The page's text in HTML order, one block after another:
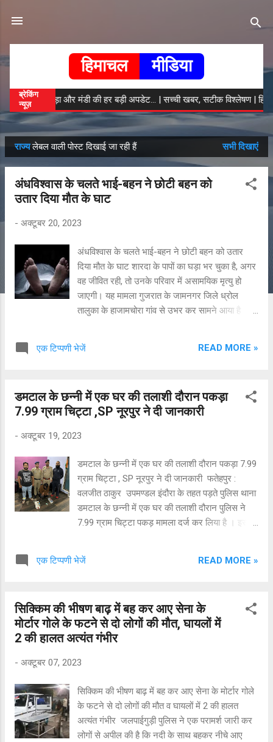
हिमाचल मीडिया
ब्रेकिंग
न्यूज़
कांगड़ा और मंडी की हर बड़ी अपडेट... | सच्ची खबर, सटीक विश्लेषण | हिमाचल
सं
दे
राज्यलेबल वाली पोस्ट दिखाई जा रही हैं सभी दिखाएं
अंधविश्वास के चलते भाई-बहन ने छोटी बहन को
उतार दिया मौत के घाट
- अक्टूबर 20, 2023
अंधविश्वास के चलते भाई-बहन ने छोटी बहन को उतार
दिया मौत के घाट शारदा के पापों का घड़ा भर चुका है, अगर
वह जीवित रही, तो उनके परिवार में असामयिक मृत्यु हो
जाएगी। यह मामला गुजरात के जामनगर जिले ध्रोल
तालुका के हाजामचोरा गांव से उभर कर सामने आया है
शारदा तड़वी के भाई के व्यवहार को देखकर संदेह हुआ।
राकेश और सविता को मौके से हिरासत में लिया गया और
बुधवार को बरैया की शिकायत दर्ज की गई। दोनों से
नवरात्रि के पहले दिन से उपवास कर रहे थे। ध्रोल पुलिस
स्टेशन के जांच अधिकारी प्रकाश पनारा ने कहा कि शारदा
और सविता ने कमरे में चामुंडा देवता का आह्वान किया करते
थे। अनुष्ठान के दौरान सविता ने कहना शुरू कर दिया कि
शारदा के पापों का घड़ा भर चुका है, अगर वह जीवित रही,
तो उनके परिवार में असामयिक मृत्यु हो जाएगी। इसके बाद
राकेश और सविता ने शारदा के...
एक टिप्पणी भेजें READ MORE »
डमटाल के छन्नी में एक घर की तलाशी दौरान पकड़ा
7.99 ग्राम चिट्टा ,SP नूरपुर ने दी जानकारी
- अक्टूबर 19, 2023
डमटाल के छन्नी में एक घर की तलाशी दौरान पकड़ा 7.99
ग्राम चिट्टा , SP नूरपुर ने दी जानकारी फतेहपुर :
वलजीत ठाकुर उपमण्डल इंदौरा के तहत पड़ते पुलिस थाना
डमटाल के छन्नी में एक घर की तलाशी दौरान पुलिस ने
7.99 ग्राम चिट्टा पकड़ मामला दर्ज कर लिया है । इस
के छन्नी में एक घर की तलाशी ली ।। जिस दौरान पुलिस
मामला दर्ज कर आगामी कार्यबाही शुरू कर दी है । बताया
जिला पुलिस नूरपुर के तहत पड़ते चारों उपमंडलों फतेहपुर
,इंदौरा ,ज्बाली ब नूरपुर से चिट्टे का कारोबार पूरी तरह से
।
एक टिप्पणी भेजें READ MORE »
सिक्किम की भीषण बाढ़ में बह कर आए सेना के
मोर्टार गोले के फटने से दो लोगों की मौत, घायलों में
2 की हालत अत्यंत गंभीर
- अक्टूबर 07, 2023
सिक्किम की भीषण बाढ़ में बह कर आए सेना के मोर्टार गोले
के फटने से दो लोगों की मौत व घायलों में 2 की हालत
अत्यंत गंभीर जलपाईगुड़ी पुलिस ने एक परामर्श जारी कर
लोगों से अपील की है कि नदी के साथ बहकर नीचे आए